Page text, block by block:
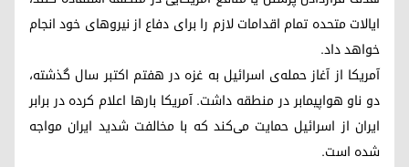
ایالات متحده تمام اقدامات لازم را برای دفاع از نیروهای خود انجام
خواهد داد.
آمریکا از آغاز حمله‌ی اسرائیل به غزه در هفتم اکتبر سال گذشته،
دو ناو هواپیمابر در منطقه داشت. آمریکا بارها اعلام کرده در برابر
ایران از اسرائیل حمایت می‌کند که با مخالفت شدید ایران مواجه
شده است.